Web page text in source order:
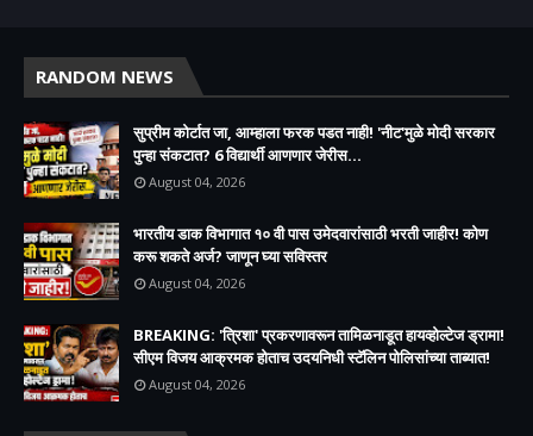
RANDOM NEWS
सुप्रीम कोर्टात जा, आम्हाला फरक पडत नाही! 'नीट'मुळे मोदी सरकार
पुन्हा संकटात? 6 विद्यार्थी आणणार जेरीस...
August 04, 2026
भारतीय डाक विभागात १० वी पास उमेदवारांसाठी भरती जाहीर! कोण
करू शकते अर्ज? जाणून घ्या सविस्तर
August 04, 2026
BREAKING: 'त्रिशा' प्रकरणावरून तामिळनाडूत हायव्होल्टेज ड्रामा!
सीएम विजय आक्रमक होताच उदयनिधी स्टॅलिन पोलिसांच्या ताब्यात!
August 04, 2026